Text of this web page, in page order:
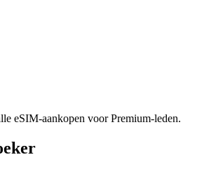
eSIM-aankopen voor Premium-leden.